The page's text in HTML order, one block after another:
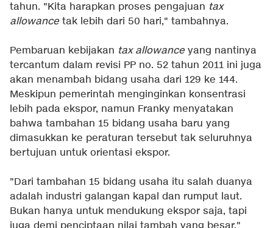
tahun. "Kita harapkan proses pengajuan tax
allowance tak lebih dari 50 hari," tambahnya.
Pembaruan kebijakan tax allowance yang nantinya
tercantum dalam revisi PP no. 52 tahun 2011 ini juga
akan menambah bidang usaha dari 129 ke 144.
Meskipun pemerintah menginginkan konsentrasi
lebih pada ekspor, namun Franky menyatakan
bahwa tambahan 15 bidang usaha baru yang
dimasukkan ke peraturan tersebut tak seluruhnya
bertujuan untuk orientasi ekspor.
"Dari tambahan 15 bidang usaha itu salah duanya
adalah industri galangan kapal dan rumput laut.
Bukan hanya untuk mendukung ekspor saja, tapi